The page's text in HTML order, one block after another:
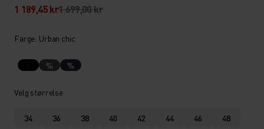
1 189,45 kr1 699,00 kr
Farge: Urban chic
% %
Velg størrelse
34 36 38 40 42 44 46 48